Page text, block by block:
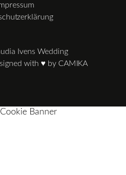
Ivens Wedding
with ♥ by CAMIKA
Banner